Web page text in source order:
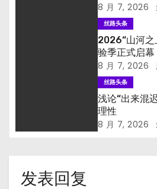
8 月 7, 2026
丝路头条
2026“山河之
验季正式启幕
8 月 7, 2026
丝路头条
浅论“出来混
理性
8 月 7, 2026
发表回复